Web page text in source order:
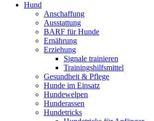
Hund
Anschaffung
Ausstattung
BARF für Hunde
Ernährung
Erziehung
Signale trainieren
Trainingshilfsmittel
Gesundheit & Pflege
Hunde im Einsatz
Hundewelpen
Hunderassen
Hundetricks